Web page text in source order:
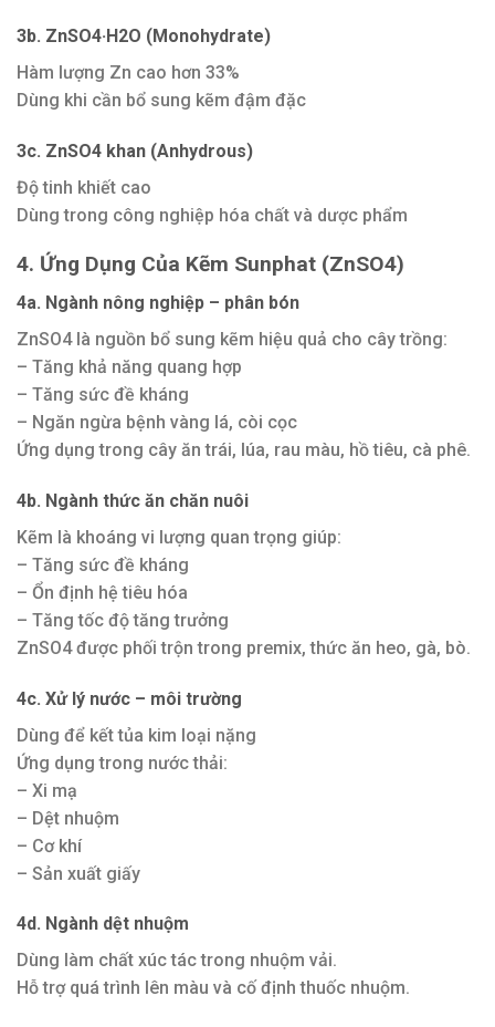
3b. ZnSO4·H2O (Monohydrate)
Hàm lượng Zn cao hơn 33%
Dùng khi cần bổ sung kẽm đậm đặc
3c. ZnSO4 khan (Anhydrous)
Độ tinh khiết cao
Dùng trong công nghiệp hóa chất và dược phẩm
4. Ứng Dụng Của Kẽm Sunphat (ZnSO4)
4a. Ngành nông nghiệp – phân bón
ZnSO4 là nguồn bổ sung kẽm hiệu quả cho cây trồng:
– Tăng khả năng quang hợp
– Tăng sức đề kháng
– Ngăn ngừa bệnh vàng lá, còi cọc
Ứng dụng trong cây ăn trái, lúa, rau màu, hồ tiêu, cà phê.
4b. Ngành thức ăn chăn nuôi
Kẽm là khoáng vi lượng quan trọng giúp:
– Tăng sức đề kháng
– Ổn định hệ tiêu hóa
– Tăng tốc độ tăng trưởng
ZnSO4 được phối trộn trong premix, thức ăn heo, gà, bò.
4c. Xử lý nước – môi trường
Dùng để kết tủa kim loại nặng
Ứng dụng trong nước thải:
– Xi mạ
– Dệt nhuộm
– Cơ khí
– Sản xuất giấy
4d. Ngành dệt nhuộm
Dùng làm chất xúc tác trong nhuộm vải.
Hỗ trợ quá trình lên màu và cố định thuốc nhuộm.